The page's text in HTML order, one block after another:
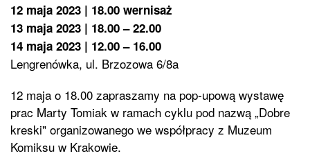
12 maja 2023 | 18.00 wernisaż
13 maja 2023 | 18.00 – 22.00
14 maja 2023 | 12.00 – 16.00
Lengrenówka, ul. Brzozowa 6/8a
12 maja o 18.00 zapraszamy na pop-upową wystawę
prac Marty Tomiak w ramach cyklu pod nazwą „Dobre
kreski" organizowanego we współpracy z Muzeum
Komiksu w Krakowie.